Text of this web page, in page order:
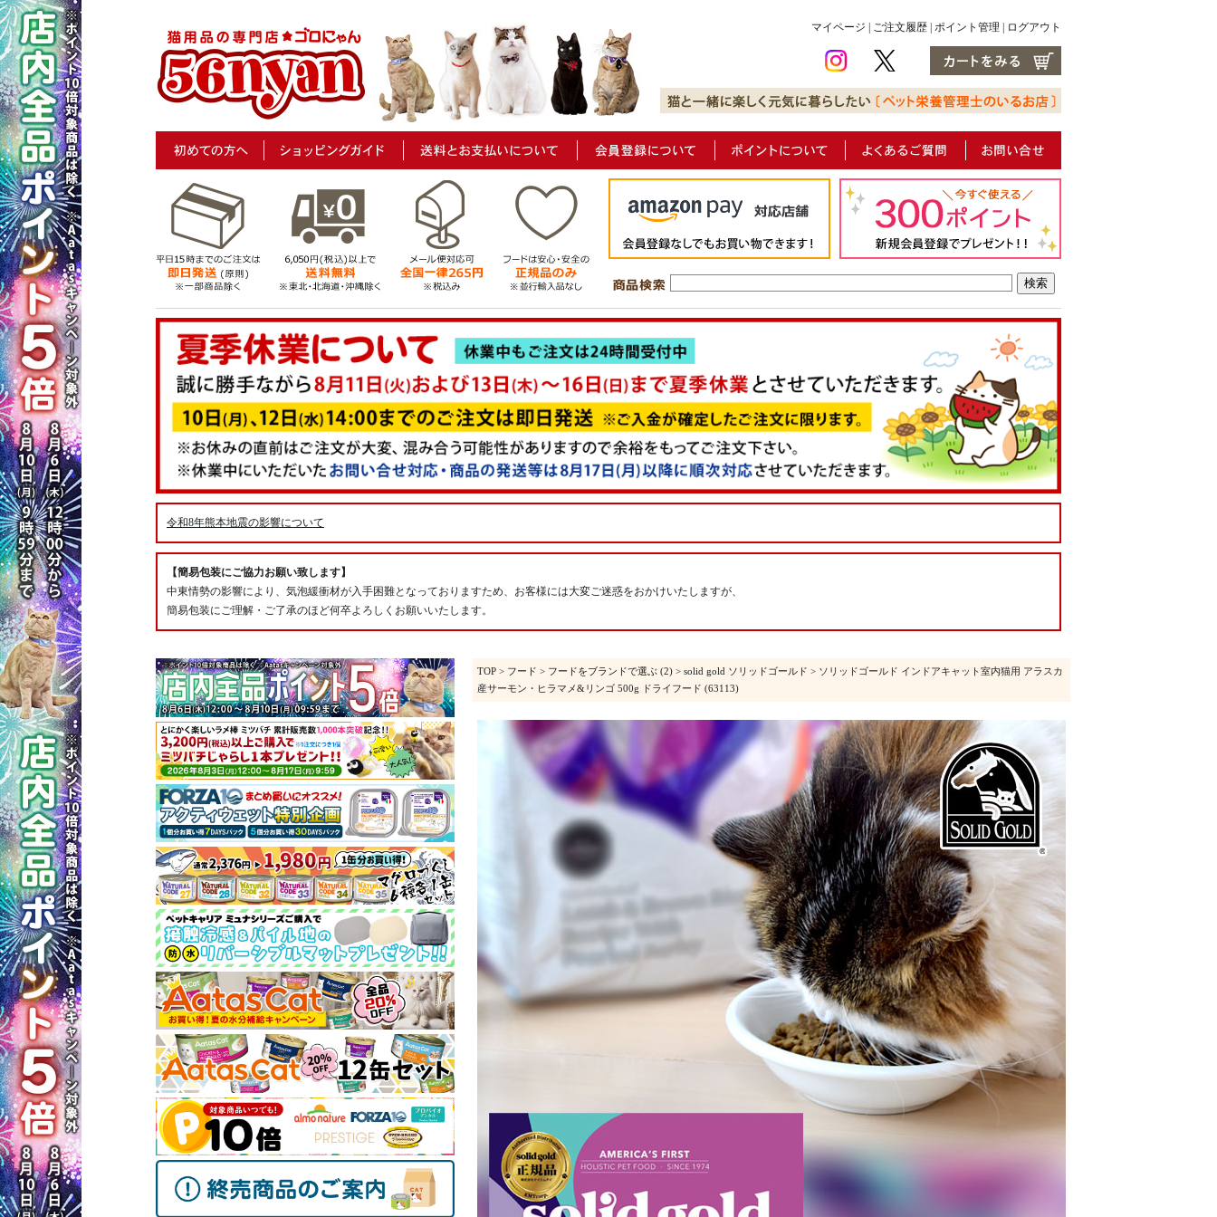
マイページ ご注文履歴 ポイント管理 ログアウト
令和8年熊本地震の影響について
【簡易包装にご協力お願い致します】
中東情勢の影響により、気泡緩衝材が入手困難となっておりますため、お客様には大変ご迷惑をおかけいたしますが、
簡易包装にご理解・ご了承のほど何卒よろしくお願いいたします。
TOP > フード > フードをブランドで選ぶ (2) > solid gold ソリッドゴールド > ソリッドゴールド インドアキャット室内猫用 アラスカ
産サーモン・ヒラマメ&リンゴ 500g ドライフード (63113)